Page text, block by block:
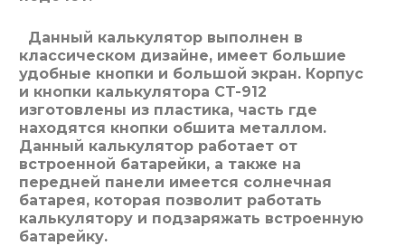
Данный калькулятор выполнен в
классическом дизайне, имеет большие
удобные кнопки и большой экран. Корпус
и кнопки калькулятора CT-912
изготовлены из пластика, часть где
находятся кнопки обшита металлом.
Данный калькулятор работает от
встроенной батарейки, а также на
передней панели имеется солнечная
батарея, которая позволит работать
калькулятору и подзаряжать встроенную
батарейку.